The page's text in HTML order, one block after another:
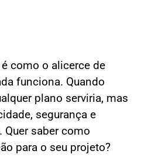
é como o alicerce de
funciona. Quando
plano serviria, mas
segurança e
saber como
para o seu projeto?